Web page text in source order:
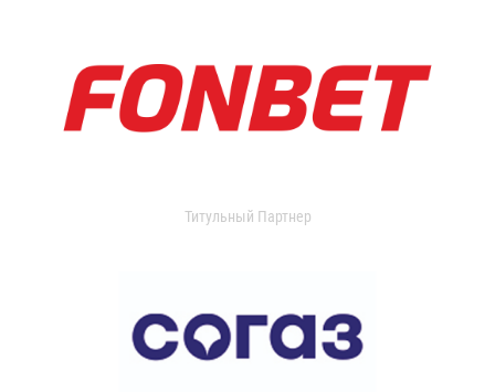
Титульный Партнер